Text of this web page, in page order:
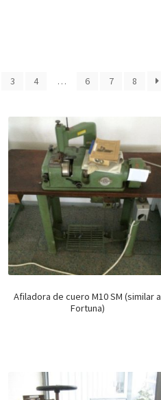
3 4 … 6 7 8
Afiladora de cuero M10 SM (similar a
Fortuna)